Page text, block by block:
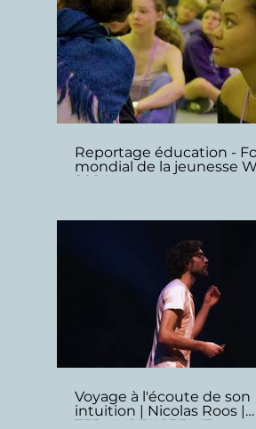
Reportage éducation -
mondial de la jeunesse
2024
Voyage à l'écoute de son
intuition | Nicolas Roos |
TEDxINPENSEEIHT